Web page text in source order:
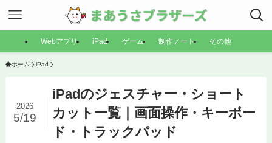
Webアプリ iPad ゲーム 制作ノート その他
ホーム iPad
iPadのジェスチャー・ショート
カット一覧｜画面操作・キーボー
ド・トラックパッド
2026
5/19